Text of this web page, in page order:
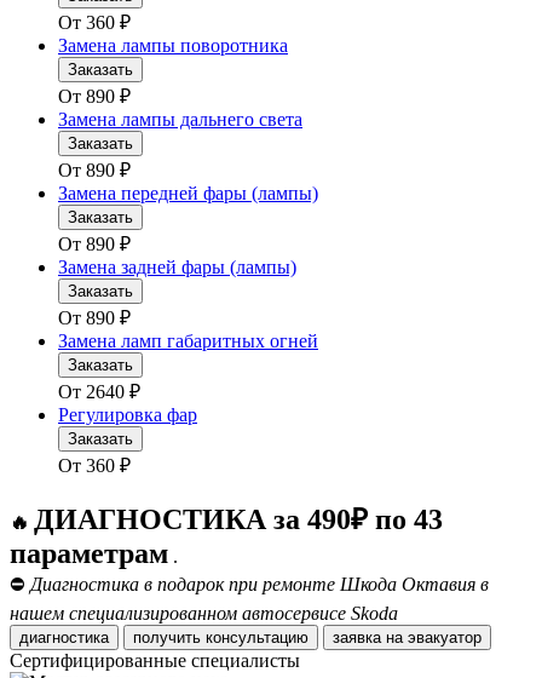
От 360 ₽
Замена лампы поворотника
Заказать
От 890 ₽
Замена лампы дальнего света
Заказать
От 890 ₽
Замена передней фары (лампы)
Заказать
От 890 ₽
Замена задней фары (лампы)
Заказать
От 890 ₽
Замена ламп габаритных огней
Заказать
От 2640 ₽
Регулировка фар
Заказать
От 360 ₽
🔥 ДИАГНОСТИКА за 490₽ по 43
параметрам .
⛔ Диагностика в подарок при ремонте Шкода Октавия в
нашем специализированном автосервисе Skoda
диагностика получить консультацию заявка на эвакуатор
Сертифицированные специалисты